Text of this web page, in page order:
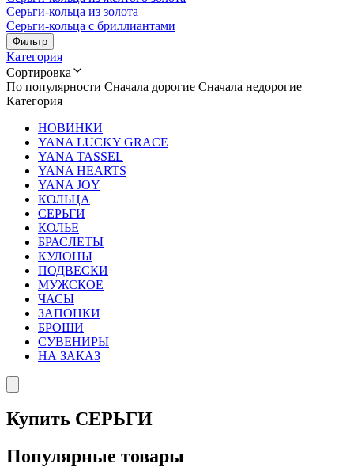
Серьги-кольца из золота
Серьги-кольца с бриллиантами
Фильтр
Категория
Сортировка
По популярности Сначала дорогие Сначала недорогие
Категория
НОВИНКИ
YANA LUCKY GRACE
YANA TASSEL
YANA HEARTS
YANA JOY
КОЛЬЦА
СЕРЬГИ
КОЛЬЕ
БРАСЛЕТЫ
КУЛОНЫ
ПОДВЕСКИ
МУЖСКОЕ
ЧАСЫ
ЗАПОНКИ
БРОШИ
СУВЕНИРЫ
НА ЗАКАЗ
Купить СЕРЬГИ
Популярные товары